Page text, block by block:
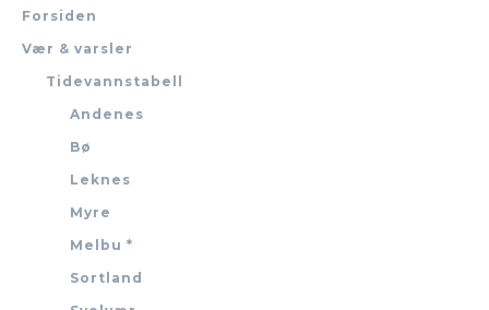
Forsiden
Vær & varsler
Tidevannstabell
Andenes
Bø
Leknes
Myre
Melbu *
Sortland